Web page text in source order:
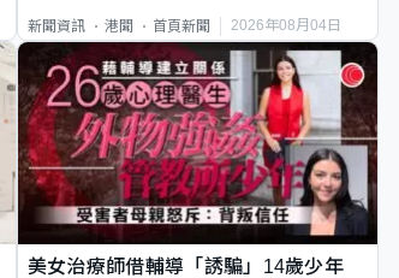
新聞資訊 港聞 首頁新聞 2026年08月04日
美女治療師借輔導「誘騙」14歲少年